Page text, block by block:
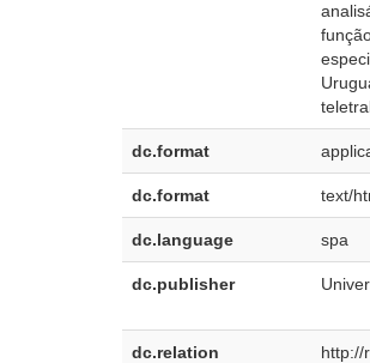
dc.format
dc.format text/
dc.language spa
dc.publisher
dc.relation http://